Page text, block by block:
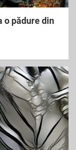
o pădure din